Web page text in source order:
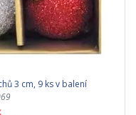
3 cm, 9 ks v balení